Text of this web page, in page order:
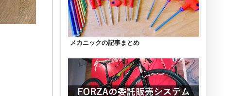
メカニックの記事まとめ